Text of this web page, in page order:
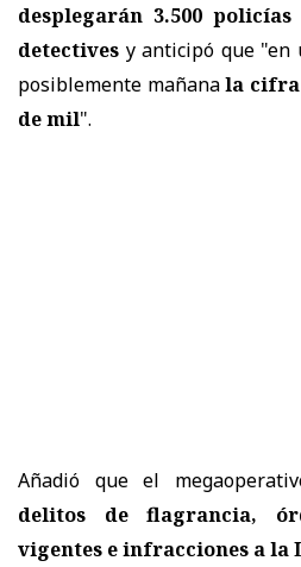
desplegarán 3.500
detectives y anticipó que "en
posiblemente mañanala cifra
de mil".
Añadió que el
delitos de flagrancia,
vigentes e infracciones a la